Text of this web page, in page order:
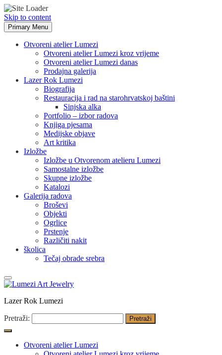
Skip to content
Primary Menu
Otvoreni atelier Lumezi
Otvoreni atelier Lumezi kroz vrijeme
Otvoreni atelier Lumezi danas
Prodajna galerija
Lazer Rok Lumezi
Biografija
Restauracija i rad na starohrvatskoj baštini
Sinjska alka
Portfolio – izbor radova
Knjiga pjesama
Medijske objave
Art kritika
Izložbe
Izložbe u Otvorenom atelieru Lumezi
Samostalne izložbe
Skupne izložbe
Katalozi
Galerija radova
Broševi
Objekti
Ogrlice
Prstenje
Različiti nakit
školica
Tečaj obrade srebra
Lazer Rok Lumezi
Pretraži:
Otvoreni atelier Lumezi